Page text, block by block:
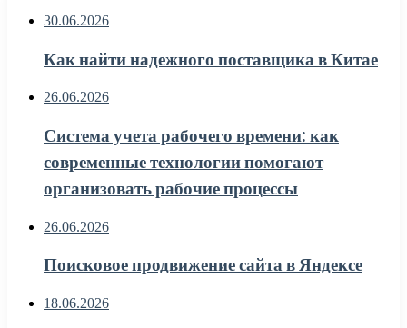
30.06.2026
Как найти надежного поставщика в Китае
26.06.2026
Система учета рабочего времени: как
современные технологии помогают
организовать рабочие процессы
26.06.2026
Поисковое продвижение сайта в Яндексе
18.06.2026